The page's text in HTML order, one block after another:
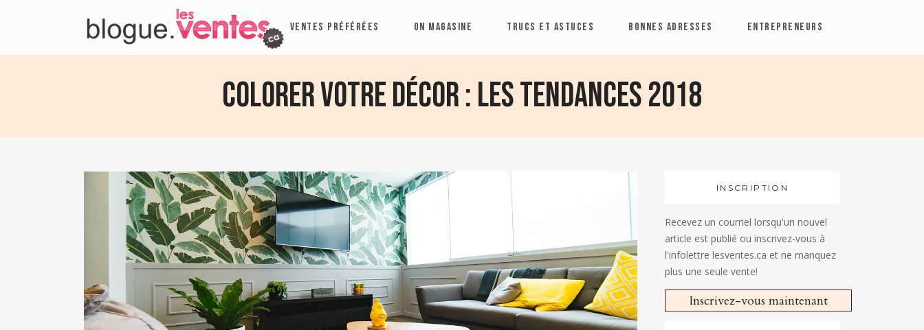
VENTES PRÉFÉRÉES ON MAGASINE TRUCS ET ASTUCES BONNES ADRESSES ENTREPRENEURS
Colorer votre décor : les tendances 2018
INSCRIPTION
Recevez un courriel lorsqu'un nouvel
article est publié ou inscrivez-vous à
l'infolettre lesventes.ca et ne manquez
plus une seule vente!
Inscrivez-vous maintenant